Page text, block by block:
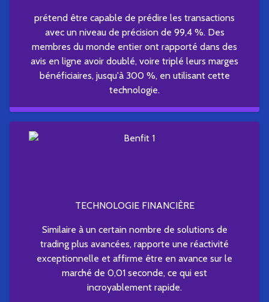
prétend être capable de prédire les transactions
avec un niveau de précision de 99,4 %. Des
membres du monde entier ont rapporté dans des
avis en ligne avoir doublé, voire triplé leurs marges
bénéficiaires, jusqu'à 300 %, en utilisant cette
technologie.
TECHNOLOGIE FINANCIÈRE
Similaire à un certain nombre de solutions de
trading plus avancées, rapporte une réactivité
exceptionnelle et affirme être en avance sur le
marché de 0,01 seconde, ce qui est
incroyablement rapide.